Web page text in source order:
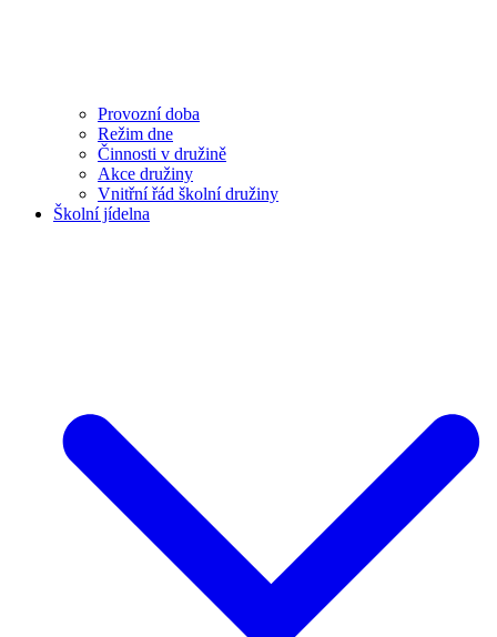
Provozní doba
Režim dne
Činnosti v družině
Akce družiny
Vnitřní řád školní družiny
Školní jídelna